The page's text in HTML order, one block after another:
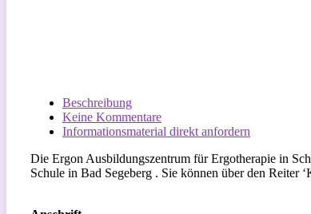
Beschreibung
Keine Kommentare
Informationsmaterial direkt anfordern
Die Ergon Ausbildungszentrum für Ergotherapie in
Schule in Bad Segeberg . Sie können über den